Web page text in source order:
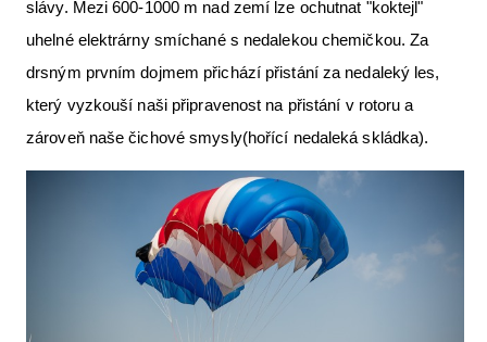
slávy. Mezi 600-1000 m nad zemí lze ochutnat "koktejl"
uhelné elektrárny smíchané s nedalekou chemičkou. Za
drsným prvním dojmem přichází přistání za nedaleký les,
který vyzkouší naši připravenost na přistání v rotoru a
zároveň naše čichové smysly(hořící nedaleká skládka).